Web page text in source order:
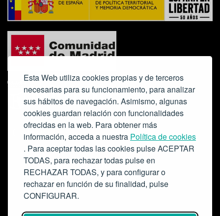
Esta Web utiliza cookies propias y de terceros
necesarias para su funcionamiento, para analizar
sus hábitos de navegación. Asimismo, algunas
cookies guardan relación con funcionalidades
ofrecidas en la web. Para obtener más
información, acceda a nuestra Política de cookies
. Para aceptar todas las cookies pulse ACEPTAR
TODAS, para rechazar todas pulse en
RECHAZAR TODAS, y para configurar o
rechazar en función de su finalidad, pulse
CONFIGURAR.
Colabora: